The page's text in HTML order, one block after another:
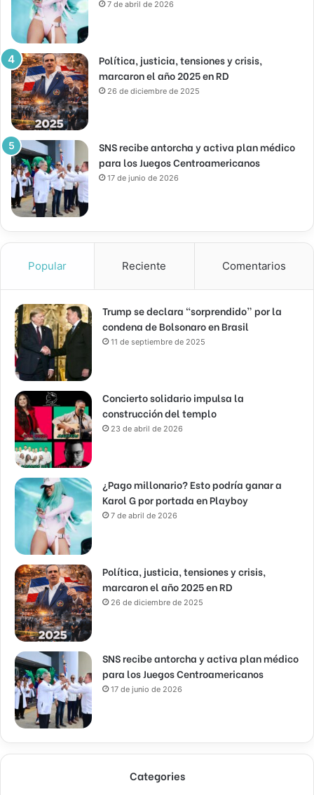
7 de abril de 2026
Política, justicia, tensiones y crisis,
marcaron el año 2025 en RD
26 de diciembre de 2025
SNS recibe antorcha y activa plan médico
para los Juegos Centroamericanos
17 de junio de 2026
Popular Reciente Comentarios
Trump se declara “sorprendido” por la
condena de Bolsonaro en Brasil
11 de septiembre de 2025
Concierto solidario impulsa la
construcción del templo
23 de abril de 2026
¿Pago millonario? Esto podría ganar a
Karol G por portada en Playboy
7 de abril de 2026
Política, justicia, tensiones y crisis,
marcaron el año 2025 en RD
26 de diciembre de 2025
SNS recibe antorcha y activa plan médico
para los Juegos Centroamericanos
17 de junio de 2026
Categories